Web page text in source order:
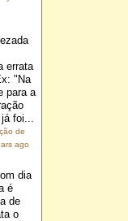
errata
"Na
para a
foi...
de
ago
dia
é
de
o